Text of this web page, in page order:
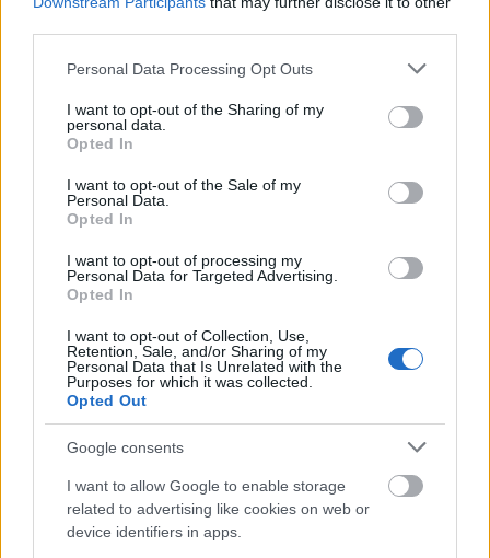
Please note that this website/app uses one or more Google
not limited to your visit or usage behaviour. You may click to
grant or deny consent to Google and its third-party tags to
use your data for below specified purposes in below Google
consent section.
Personal Data Processing Opt Outs
I want to opt-out of the Sharing of my
personal data.
Opted In
I want to opt-out of the Sale of my
Personal Data.
Opted In
I want to opt-out of processing my
Personal Data for Targeted Advertising.
Opted In
I want to opt-out of Collection, Use,
Retention, Sale, and/or Sharing of my
Personal Data that Is Unrelated with the
Purposes for which it was collected.
Opted Out
Google consents
I want to allow Google to enable storage
related to advertising like cookies on web or
device identifiers in apps.
legpuhább, legmelegebb anyag. Bátran
használhatjuk a szőnyeg fölött kiegészítésképpen,
vagy éppen a dolgozósarokban.